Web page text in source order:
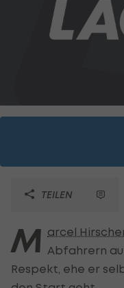
TEILEN
M arcel
Abfahrern
Respekt, ehe er